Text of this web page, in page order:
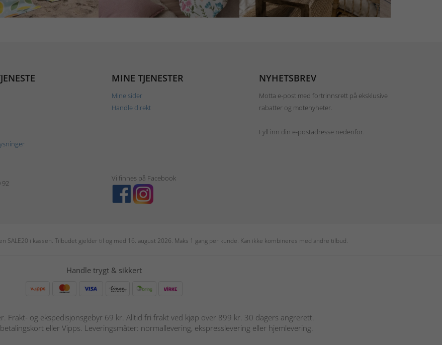
MINE TJENESTER
Mine sider
Handle direkt
NYHETSBREV
Motta e-post med fortrinnsrett på eksklusive
rabatter og motenyheter.
Fyll inn din e-postadresse nedenfor.
92
Vi finnes på Facebook
SALE20 i kassen. Tilbudet gjelder til og med 16. august 2026. Maks 1 gang per kunde. Kan ikke kombineres med andre tilbud.
Handle trygt & sikkert
Frakt- og ekspedisjonsgebyr 69 kr. Alltid fri frakt ved kjøp over 899 kr. 30 dagers angrerett.
eller Vipps. Leveringsmåter: normallevering, ekspresslevering eller hjemlevering.